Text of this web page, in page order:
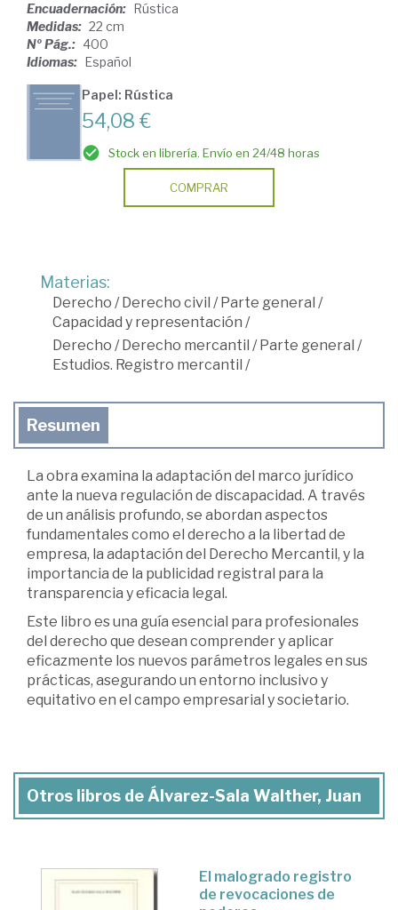
Encuadernación: Rústica
Medidas: 22 cm
Nº Pág.: 400
Idiomas: Español
Papel: Rústica
54,08 €
Stock en librería. Envío en 24/48 horas
COMPRAR
Materias:
Derecho / Derecho civil / Parte general /
Capacidad y representación /
Derecho / Derecho mercantil / Parte general /
Estudios. Registro mercantil /
Resumen
La obra examina la adaptación del marco jurídico
ante la nueva regulación de discapacidad. A través
de un análisis profundo, se abordan aspectos
fundamentales como el derecho a la libertad de
empresa, la adaptación del Derecho Mercantil, y la
importancia de la publicidad registral para la
transparencia y eficacia legal.
Este libro es una guía esencial para profesionales
del derecho que desean comprender y aplicar
eficazmente los nuevos parámetros legales en sus
prácticas, asegurando un entorno inclusivo y
equitativo en el campo empresarial y societario.
Otros libros de Álvarez-Sala Walther, Juan
El malogrado registro
de revocaciones de